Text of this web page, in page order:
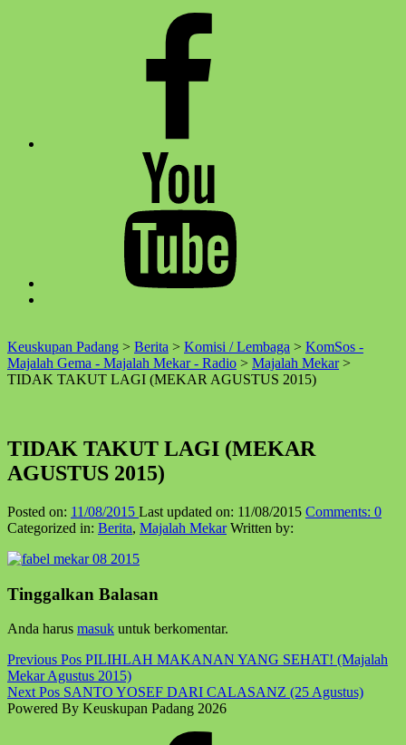
↑
Keuskupan Padang > Berita > Komisi / Lembaga > KomSos -
Majalah Gema - Majalah Mekar - Radio > Majalah Mekar>
TIDAK TAKUT LAGI (MEKAR AGUSTUS 2015)
TIDAK TAKUT LAGI (MEKAR
AGUSTUS 2015)
Posted on: 11/08/2015 Last updated on: 11/08/2015 Comments: 0
Categorized in: Berita, Majalah Mekar Written by:
Skip
back
to
main
navigation
Tinggalkan Balasan
Anda harus masuk untuk berkomentar.
Post
navigation
Previous Pos PILIHLAH MAKANAN YANG SEHAT! (Majalah
Mekar Agustus 2015)
Next Pos SANTO YOSEF DARI CALASANZ (25 Agustus)
Powered By Keuskupan Padang 2026